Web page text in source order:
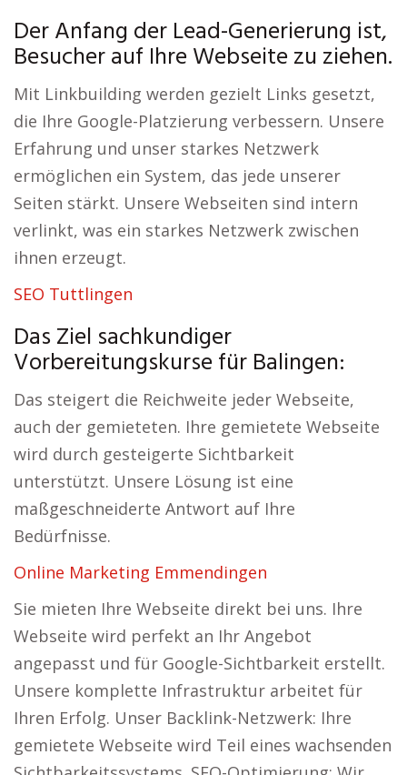
Der Anfang der Lead-Generierung ist,
Besucher auf Ihre Webseite zu ziehen.
Mit Linkbuilding werden gezielt Links gesetzt,
die Ihre Google-Platzierung verbessern. Unsere
Erfahrung und unser starkes Netzwerk
ermöglichen ein System, das jede unserer
Seiten stärkt. Unsere Webseiten sind intern
verlinkt, was ein starkes Netzwerk zwischen
ihnen erzeugt.
SEO Tuttlingen
Das Ziel sachkundiger
Vorbereitungskurse für Balingen:
Das steigert die Reichweite jeder Webseite,
auch der gemieteten. Ihre gemietete Webseite
wird durch gesteigerte Sichtbarkeit
unterstützt. Unsere Lösung ist eine
maßgeschneiderte Antwort auf Ihre
Bedürfnisse.
Online Marketing Emmendingen
Sie mieten Ihre Webseite direkt bei uns. Ihre
Webseite wird perfekt an Ihr Angebot
angepasst und für Google-Sichtbarkeit erstellt.
Unsere komplette Infrastruktur arbeitet für
Ihren Erfolg. Unser Backlink-Netzwerk: Ihre
gemietete Webseite wird Teil eines wachsenden